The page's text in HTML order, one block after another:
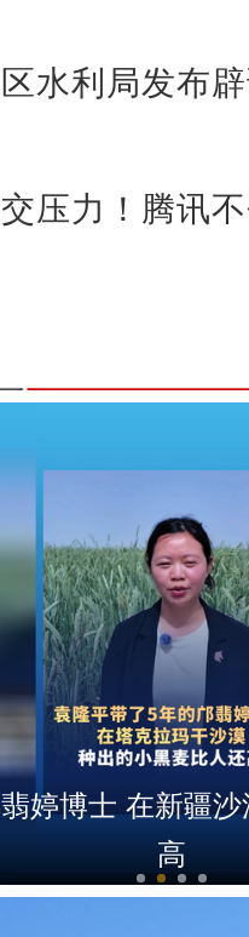
水利局发布
压力！腾讯
袁隆平“挠头”的
婷博士 在新疆
高